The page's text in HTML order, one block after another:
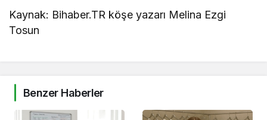
Kaynak: Bihaber.TR köşe yazarı Melina Ezgi
Tosun
Benzer Haberler